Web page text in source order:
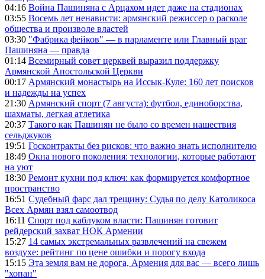
04:16 Война Пашиняна с Арцахом идет даже на стадионах
03:55 Восемь лет ненависти: армянский режиссер о расколе
общества и произволе властей
03:30 "Фабрика фейков" — в парламенте или Главный враг
Пашиняна — правда
01:14 Всемирный совет церквей выразил поддержку
Армянской Апостольской Церкви
00:17 Армянский монастырь на Иссык-Куле: 160 лет поисков
и надежды на успех
21:30 Армянский спорт (7 августа): футбол, единоборства,
шахматы, легкая атлетика
20:37 Такого как Пашинян не было со времен нашествия
сельджуков
19:51 Госконтракты без рисков: что важно знать исполнителю
18:49 Окна нового поколения: технологии, которые работают
на уют
18:30 Ремонт кухни под ключ: как формируется комфортное
пространство
16:51 Судебный фарс дал трещину: Судья по делу Католикоса
Всех Армян взял самоотвод
16:11 Спорт под каблуком власти: Пашинян готовит
рейдерский захват НОК Армении
15:27 14 самых экстремальных развлечений на свежем
воздухе: рейтинг по цене ошибки и порогу входа
15:15 Эта земля вам не дорога, Армения для вас — всего лишь
"хопан"